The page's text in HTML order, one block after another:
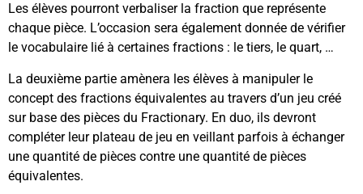
Les élèves pourront verbaliser la fraction que représente
chaque pièce. L’occasion sera également donnée de vérifier
le vocabulaire lié à certaines fractions : le tiers, le quart, …
La deuxième partie amènera les élèves à manipuler le
concept des fractions équivalentes au travers d’un jeu créé
sur base des pièces du Fractionary. En duo, ils devront
compléter leur plateau de jeu en veillant parfois à échanger
une quantité de pièces contre une quantité de pièces
équivalentes.